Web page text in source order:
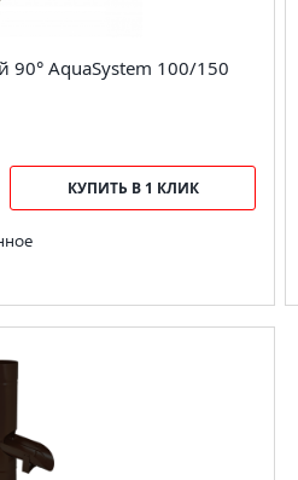
90° AquaSystem 100/150
КУПИТЬ В 1 КЛИК